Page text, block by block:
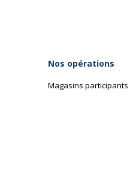
Nos opérations
Magasins participants